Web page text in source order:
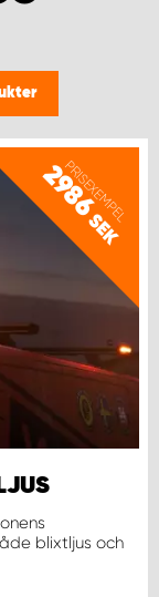
PRISEXEMPEL
2986
SEK
blixtljus och